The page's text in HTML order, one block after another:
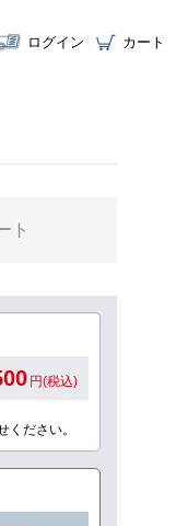
ログイン カート
ト
円(税込)
ください。